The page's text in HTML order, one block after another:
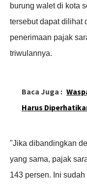
burung walet di kota
tersebut dapat dilihat
penerimaan pajak
triwulannya.
Baca Juga :
Harus
"Jika dibandingkan
yang sama, pajak
143 persen. Ini